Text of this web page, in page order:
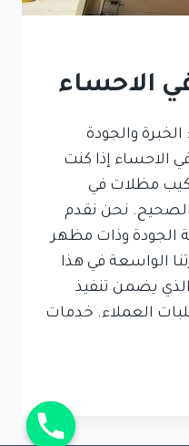
الاحساء
والجودة
الاحساء إذا كنت
مظلات في
الصحيح. نحن نقدم
الجودة وذات مظهر
الواسعة في هذا
يضمن تنفيذ
العملاء. خدمات